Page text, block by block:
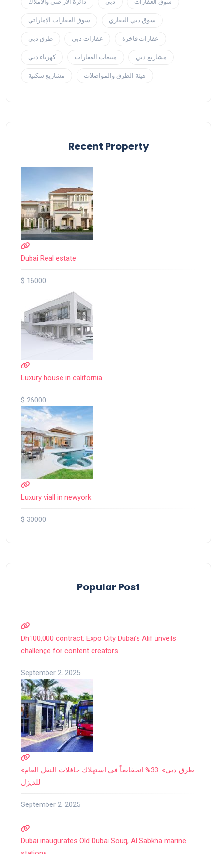
دائرة الأراضي والأملاك دبي سوق العقارات
سوق العقارات الإماراتي سوق دبي العقاري
طرق دبي عقارات دبي عقارات فاخرة
كهرباء دبي مبيعات العقارات مشاريع دبي
مشاريع سكنية هيئة الطرق والمواصلات
Recent Property
Dubai Real estate
$ 16000
Luxury house in california
$ 26000
Luxury viall in newyork
$ 30000
Popular Post
Dh100,000 contract: Expo City Dubai’s Alif unveils
challenge for content creators
September 2, 2025
«طرق دبي»: 33% انخفاضاً في استهلاك حافلات النقل العام
للديزل
September 2, 2025
Dubai inaugurates Old Dubai Souq, Al Sabkha marine